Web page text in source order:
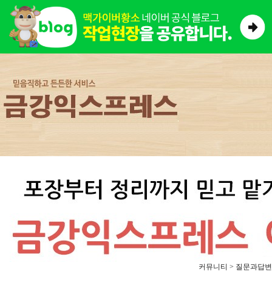
커뮤니티 > 질문과답변